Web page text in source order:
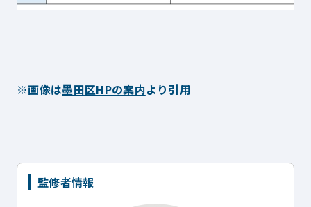
※画像は墨田区HPの案内より引用
監修者情報